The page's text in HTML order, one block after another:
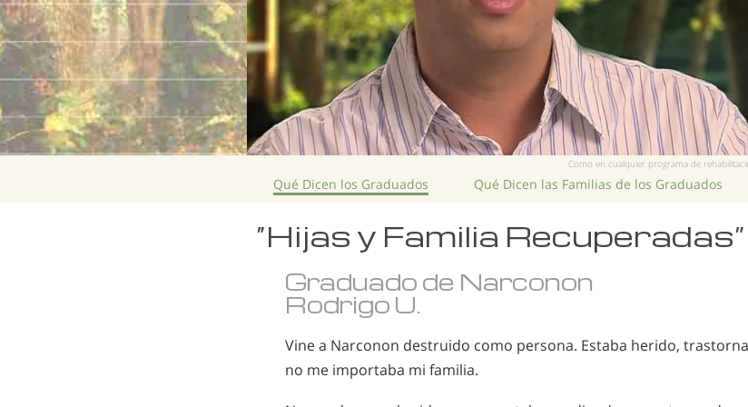
Como en cualquier programa de
Qué Dicen los Graduados Qué Dicen las Familias de los Graduados
“Hijas y Familia Recuperadas”
Graduado de Narconon
Rodrigo U.
Vine a Narconon destruido como persona. Estaba herido,
no me importaba mi familia.